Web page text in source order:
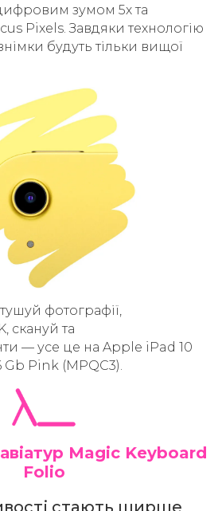
зумом 5х та
Pixels. Завдяки технологію
будуть тільки вищої
фотографії,
скануй та
— усе це на Apple iPad 10
Gb Pink (MPQC3).
Magic Keyboard
Folio